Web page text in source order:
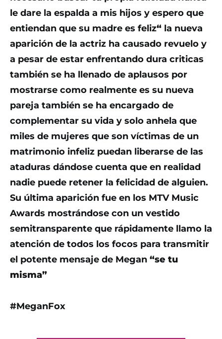
le dare la espalda a mis hijos y espero que
entiendan que su madre es feliz“ la nueva
aparición de la actriz ha causado revuelo y
a pesar de estar enfrentando dura criticas
también se ha llenado de aplausos por
mostrarse como realmente es su nueva
pareja también se ha encargado de
complementar su vida y solo anhela que
miles de mujeres que son víctimas de un
matrimonio infeliz puedan liberarse de las
ataduras dándose cuenta que en realidad
nadie puede retener la felicidad de alguien.
Su última aparición fue en los MTV Music
Awards mostrándose con un vestido
semitransparente que rápidamente llamo la
atención de todos los focos para transmitir
el potente mensaje de Megan “se tu
misma”
#MeganFox